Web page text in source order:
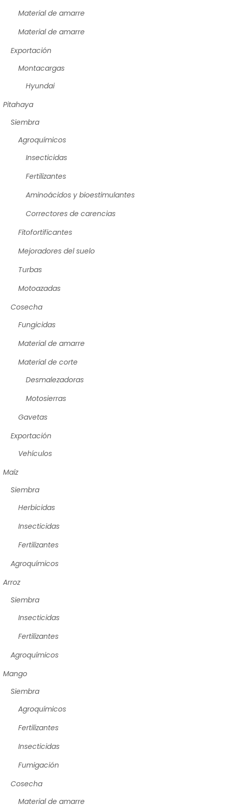
Material de amarre
Material de amarre
Exportación
Montacargas
Hyundai
Pitahaya
Siembra
Agroquímicos
Insecticidas
Fertilizantes
Aminoácidos y bioestimulantes
Correctores de carencias
Fitofortificantes
Mejoradores del suelo
Turbas
Motoazadas
Cosecha
Fungicidas
Material de amarre
Material de corte
Desmalezadoras
Motosierras
Gavetas
Exportación
Vehículos
Maíz
Siembra
Herbicidas
Insecticidas
Fertilizantes
Agroquímicos
Arroz
Siembra
Insecticidas
Fertilizantes
Agroquímicos
Mango
Siembra
Agroquímicos
Fertilizantes
Insecticidas
Fumigación
Cosecha
Material de amarre